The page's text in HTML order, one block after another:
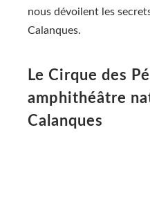
nous dévoilent les
Calanques.
Le Cirque des
amphithéâtre
Calanques